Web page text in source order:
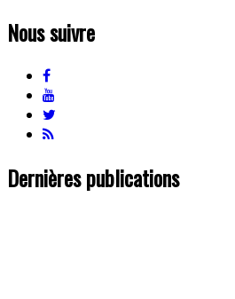
Nous suivre
Dernières publications